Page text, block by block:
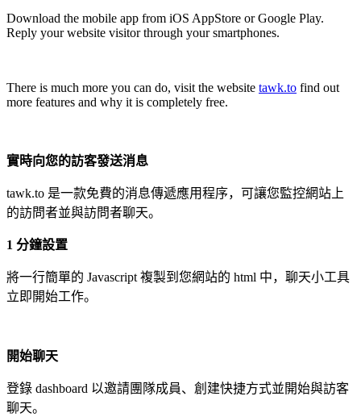
Download the mobile app from iOS AppStore or Google Play.
Reply your website visitor through your smartphones.
There is much more you can do, visit the website tawk.to find out
more features and why it is completely free.
實時向您的訪客發送消息
tawk.to 是一款免費的消息傳遞應用程序，可讓您監控網站上
的訪問者並與訪問者聊天。
1 分鐘設置
將一行簡單的 Javascript 複製到您網站的 html 中，聊天小工具
立即開始工作。
開始聊天
登錄 dashboard 以邀請團隊成員、創建快捷方式並開始與訪客
聊天。